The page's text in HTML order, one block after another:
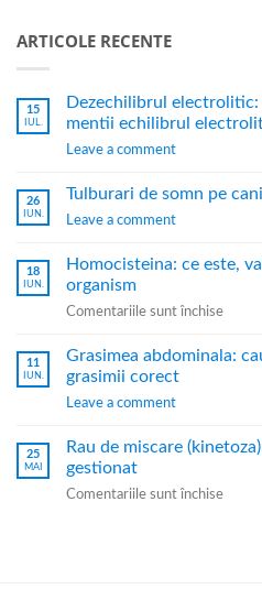
ARTICOLE RECENTE
15
IUL.
Dezechilibrul
mentii echilibrul
Leave a comment
26
IUN.
Tulburari de somn pe
Leave a comment
18
IUN.
Homocisteina: ce este,
organism
Comentariile sunt închise
11
IUN.
Grasimea abdominala:
grasimii corect
Leave a comment
25
MAI
Rau de miscare
gestionat
Comentariile sunt închise